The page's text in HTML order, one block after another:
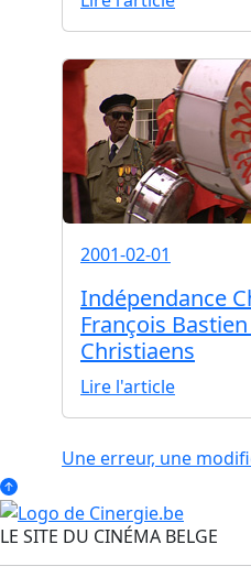
2001-02-01
Indépendance
François
Christiaens
Lire l'article
Une erreur, une
LE SITE DU CINÉMA BELGE